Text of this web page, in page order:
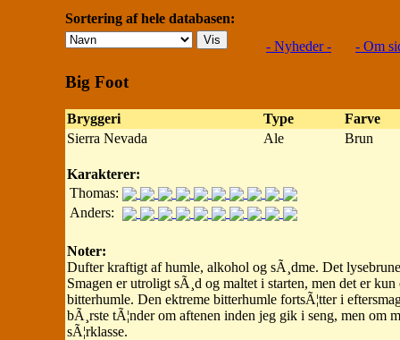
Sortering af hele databasen:
- Nyheder -
- Om
Big Foot
Bryggeri Type
Farve
Sierra Nevada
Ale Brun
Karakterer:
Thomas:
Anders:
Noter:
Dufter kraftigt af humle, alkohol og sÃ¸dme. Det
Smagen er utroligt sÃ¸d og maltet i starten, men det er
bitterhumle. Den ektreme bitterhumle fortsÃ¦tter i
bÃ¸rste tÃ¦nder om aftenen inden jeg gik i seng, men om
sÃ¦rklasse.